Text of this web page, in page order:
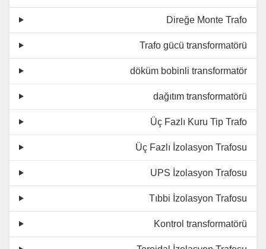
Direğe Monte Trafo
Trafo gücü transformatörü
döküm bobinli transformatör
dağıtım transformatörü
Üç Fazlı Kuru Tip Trafo
Üç Fazlı İzolasyon Trafosu
UPS İzolasyon Trafosu
Tıbbi İzolasyon Trafosu
Kontrol transformatörü